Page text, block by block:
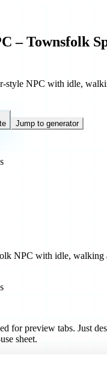
– Townsfolk
style NPC with idle,
Jump to generator
NPC with idle, walking
for preview tabs. Just
sheet.